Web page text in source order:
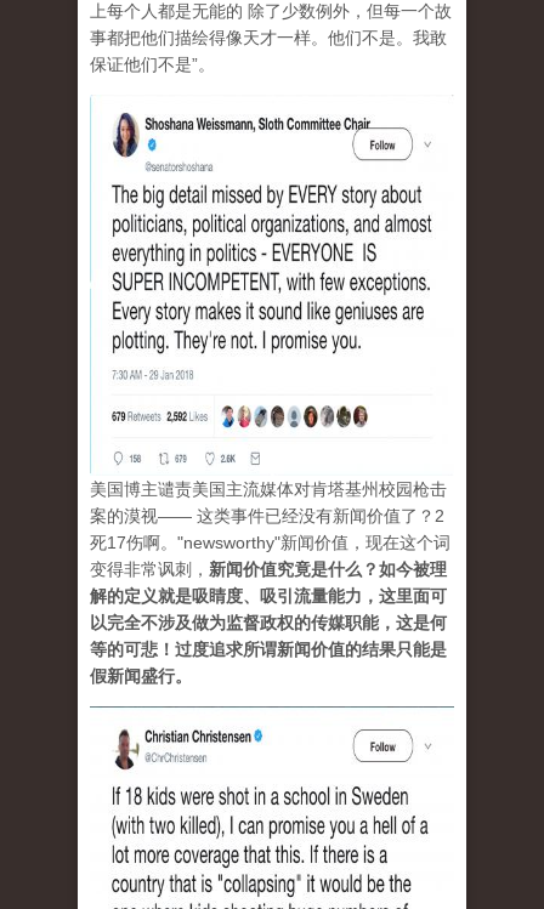
上每个人都是无能的 除了少数例外，但每一个故
事都把他们描绘得像天才一样。他们不是。我敢
保证他们不是”。
美国博主谴责美国主流媒体对肯塔基州校园枪击
案的漠视—— 这类事件已经没有新闻价值了？2
死17伤啊。"newsworthy"新闻价值，现在这个词
变得非常讽刺， 新闻价值究竟是什么？如今被理
解的定义就是吸睛度、吸引流量能力，这里面可
以完全不涉及做为监督政权的传媒职能，这是何
等的可悲！过度追求所谓新闻价值的结果只能是
假新闻盛行。